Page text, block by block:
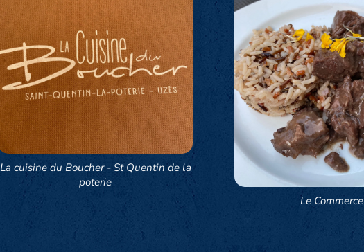
La cuisine du Boucher - St Quentin de la
poterie
Le Commerce